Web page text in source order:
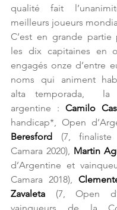
qualité fait
meilleurs joueurs
C’est en grande
les dix capitaines en
engagés onze d’entre
noms qui animent
alta temporada,  la
argentine : Camilo
handicap*, Open
Beresford (7,
Camara 2020), Martin
d’Argentine et
Camara 2018),
Zavaleta (7, Open